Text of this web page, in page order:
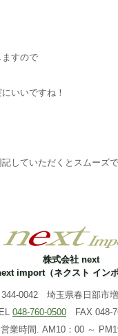
すので
いいですね！
していただくとスムーズ
株式会社 next
import（ネクスト イン
344-0042 埼玉県春日部市
048-760-0500 FAX 048-
営業時間. AM10：00 ～